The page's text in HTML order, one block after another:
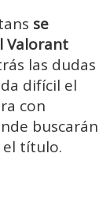
se
Valorant
las dudas
difícil el
con
buscarán
el título.